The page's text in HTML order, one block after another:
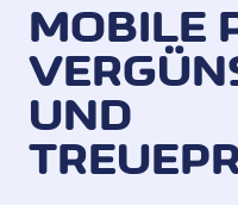
MOBILE
UND